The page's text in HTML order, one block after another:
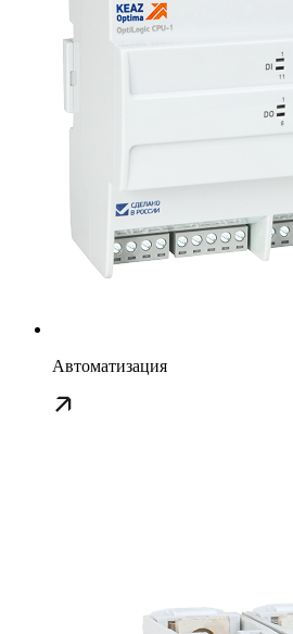
Автоматизация